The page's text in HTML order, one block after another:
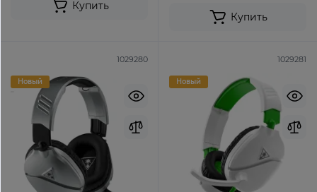
Купить
Купить
1029280
Новый
1029281
Новый